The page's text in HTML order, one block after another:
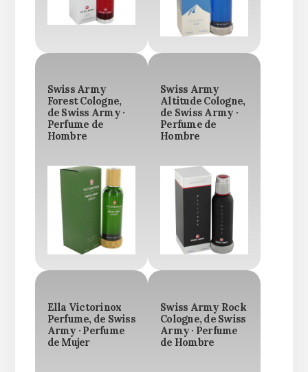
Swiss Army
Forest Cologne,
de Swiss Army ·
Perfume de
Hombre
Swiss Army
Altitude Cologne,
de Swiss Army ·
Perfume de
Hombre
Ella Victorinox
Perfume, de Swiss
Army · Perfume
de Mujer
Swiss Army Rock
Cologne, de Swiss
Army · Perfume
de Hombre